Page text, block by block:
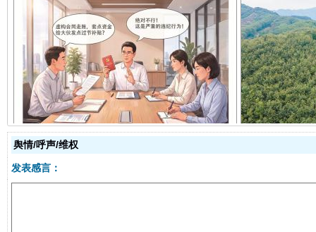
揭开“小金库”的免责幌子
舆情/呼声/维权
发表感言：